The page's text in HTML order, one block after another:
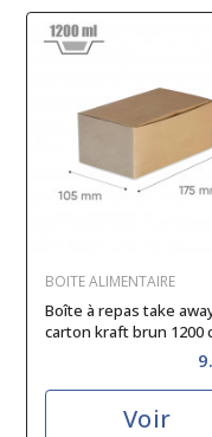
BOITE ALIMENTAIRE
Boîte à repas take
carton kraft brun 1200
Voir